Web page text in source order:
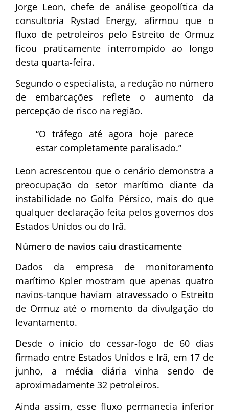
Jorge Leon, chefe de análise geopolítica da
consultoria Rystad Energy, afirmou que o
fluxo de petroleiros pelo Estreito de Ormuz
ficou praticamente interrompido ao longo
desta quarta-feira.
Segundo o especialista, a redução no número
de embarcações reflete o aumento da
percepção de risco na região.
“O tráfego até agora hoje parece
estar completamente paralisado.”
Leon acrescentou que o cenário demonstra a
preocupação do setor marítimo diante da
instabilidade no Golfo Pérsico, mais do que
qualquer declaração feita pelos governos dos
Estados Unidos ou do Irã.
Número de navios caiu drasticamente
Dados da empresa de monitoramento
marítimo Kpler mostram que apenas quatro
navios-tanque haviam atravessado o Estreito
de Ormuz até o momento da divulgação do
levantamento.
Desde o início do cessar-fogo de 60 dias
firmado entre Estados Unidos e Irã, em 17 de
junho, a média diária vinha sendo de
aproximadamente 32 petroleiros.
Ainda assim, esse fluxo permanecia inferior